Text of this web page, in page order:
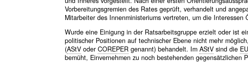
Vorbereitungsgremien des Rates geprüft, verhandelt und
Mitarbeiter des Innenministeriums vertreten, um die Interessen
Wurde eine Einigung in der Ratsarbeitsgruppe erzielt oder ist
politischer Positionen auf technischer Ebene nicht mehr
(AStVoder COREPERgenannt) behandelt. Im AStVsind die EU
bemüht, Einvernehmen zu noch bestehenden gegensätzlichen